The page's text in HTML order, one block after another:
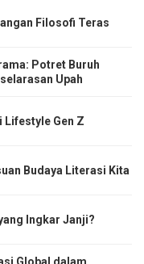
Filosofi Teras
Potret Buruh
Upah
Lifestyle Gen Z
Budaya Literasi Kita
Ingkar Janji?